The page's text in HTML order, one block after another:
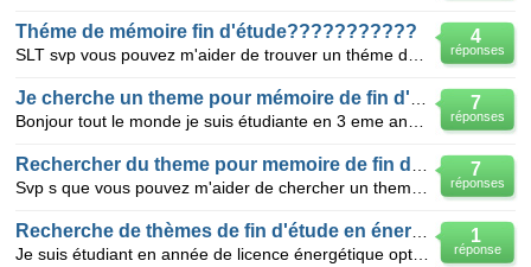
4
réponses
Théme de mémoire fin d'étude???????????
7
réponses
7
réponses
1
réponse